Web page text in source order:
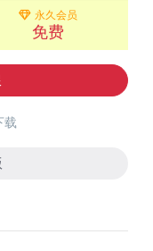
永久会员
免费
载